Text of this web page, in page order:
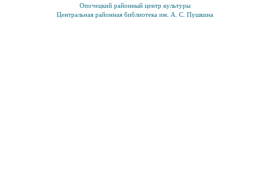
Опочецкий районный центр культуры
Центральная районная библиотека им. А. С. Пушкина